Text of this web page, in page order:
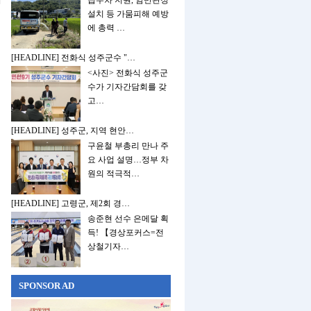
설치 등 가뭄피해 예방
에 총력 …
[HEADLINE] 전화식 성주군수 "…
<사진> 전화식 성주군
수가 기자간담회를 갖
고…
[HEADLINE] 성주군, 지역 현안…
구윤철 부총리 만나 주
요 사업 설명…정부 차
원의 적극적…
[HEADLINE] 고령군, 제2회 경…
송준현 선수 은메달 획
득! 【경상포커스=전
상철기자…
SPONSOR AD